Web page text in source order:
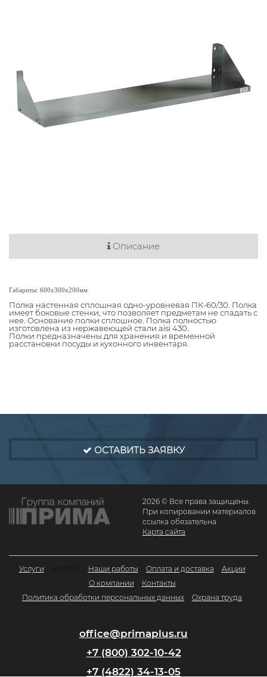
Описание
Габариты: 600х300х200мм
Полка настенная сплошная одно-уровневая ПК-60/30. Полка
имеет боковые стенки, что позволяет предметам не спадать с
нее. Основание полки сплошное. Полка полностью
изготовлена из нержавеющей стали aisi 430.
Полки предназначены для хранения и временной
расстановки посуды и кухонного инвентаря.
ОСТАВИТЬ ЗАЯВКУ
2026 © Все права защищены.
При копировании материалов
ссылка обязательна
Карта сайта
Услуги Наши работы Оплата и доставка
Акции
О компании
Контакты
Политика обработки персональных данных
Охрана труда
office@primaplus.ru
+7 (800) 302-10-42
+7 (4822) 34-13-05